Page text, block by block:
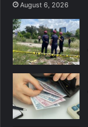
August 6, 2026